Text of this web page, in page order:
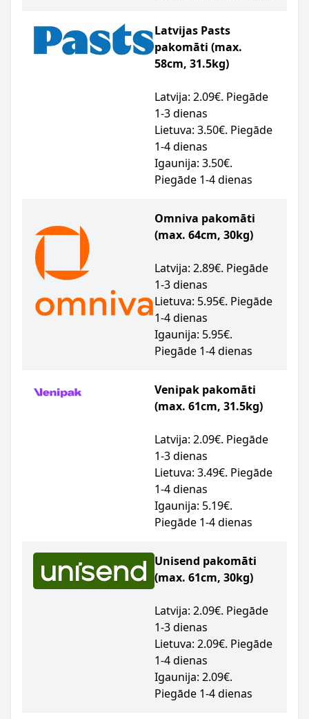
Latvijas Pasts
pakomāti (max.
58cm, 31.5kg)
Latvija: 2.09€. Piegāde
1-3 dienas
Lietuva: 3.50€. Piegāde
1-4 dienas
Igaunija: 3.50€.
Piegāde 1-4 dienas
Omniva pakomāti
(max. 64cm, 30kg)
Latvija: 2.89€. Piegāde
1-3 dienas
Lietuva: 5.95€. Piegāde
1-4 dienas
Igaunija: 5.95€.
Piegāde 1-4 dienas
Venipak pakomāti
(max. 61cm, 31.5kg)
Latvija: 2.09€. Piegāde
1-3 dienas
Lietuva: 3.49€. Piegāde
1-4 dienas
Igaunija: 5.19€.
Piegāde 1-4 dienas
Unisend pakomāti
(max. 61cm, 30kg)
Latvija: 2.09€. Piegāde
1-3 dienas
Lietuva: 2.09€. Piegāde
1-4 dienas
Igaunija: 2.09€.
Piegāde 1-4 dienas